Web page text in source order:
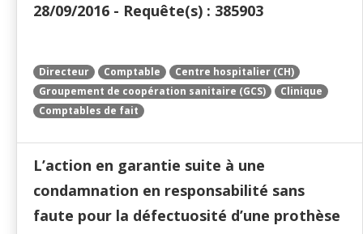
28/09/2016 - Requête(s) : 385903
Directeur Comptable
Centre hospitalier (CH)
Groupement de coopération sanitaire (GCS)
Clinique
Comptables de fait
L’action en garantie suite à une
condamnation en responsabilité sans
faute pour la défectuosité d’une prothèse